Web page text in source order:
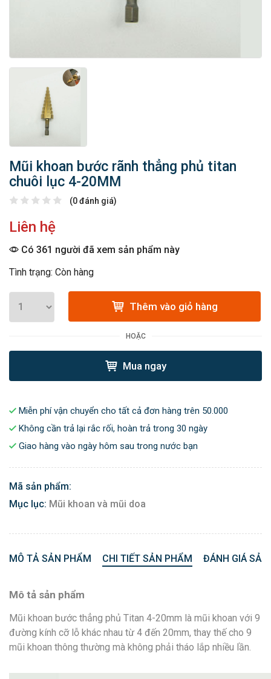
Mũi khoan bước rãnh thẳng phủ titan
chuôi lục 4-20MM
(0 đánh giá)
Liên hệ
Có 361 người đã xem sản phẩm này
Tình trạng: Còn hàng
Thêm vào giỏ hàng
HOẶC
Mua ngay
Miễn phí vận chuyển cho tất cả đơn hàng trên 50.000
Không cần trả lại rắc rối, hoàn trả trong 30 ngày
Giao hàng vào ngày hôm sau trong nước bạn
Mã sản phẩm:
Mục lục: Mũi khoan và mũi doa
MÔ TẢ SẢN PHẨM CHI TIẾT SẢN PHẨM ĐÁNH GIÁ
Mô tả sản phẩm
Mũi khoan bước thẳng phủ Titan 4-20mm là mũi khoan với 9
đường kính cỡ lỗ khác nhau từ 4 đến 20mm, thay thế cho 9
mũi khoan thông thường mà không phải tháo lắp nhiều lần.